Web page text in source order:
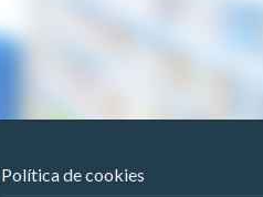
Política de cookies